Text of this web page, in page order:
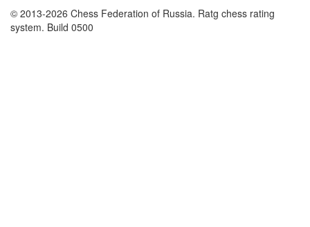
© 2013-2026 Chess Federation of Russia. Ratg chess rating
system. Build 0500